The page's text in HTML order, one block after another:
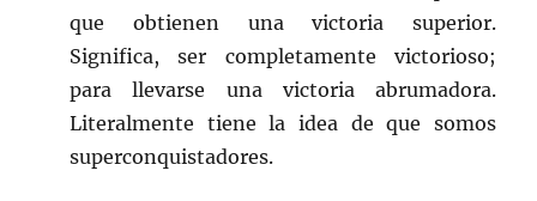
que obtienen una victoria superior.
Significa, ser completamente victorioso;
para llevarse una victoria abrumadora.
Literalmente tiene la idea de que somos
superconquistadores.